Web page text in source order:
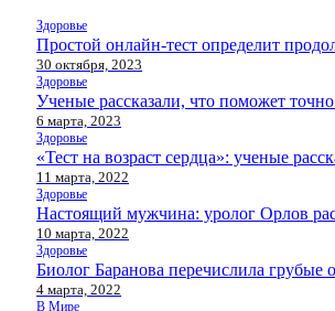
Здоровье
Простой онлайн-тест определит
30 октября, 2023
Здоровье
Ученые рассказали, что поможет
6 марта, 2023
Здоровье
«Тест на возраст сердца»: ученые
11 марта, 2022
Здоровье
Настоящий мужчина: уролог Орлов
10 марта, 2022
Здоровье
Биолог Баранова перечислила
4 марта, 2022
В Мире